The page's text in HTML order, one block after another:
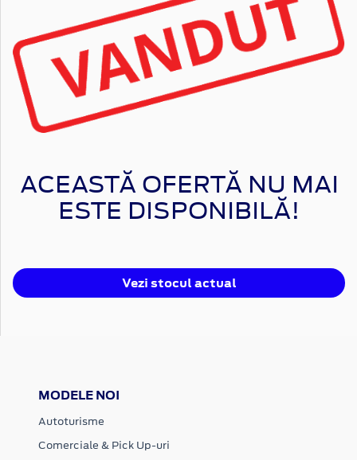
ACEASTĂ OFERTĂ NU MAI
ESTE DISPONIBILĂ!
Vezi stocul actual
MODELE NOI
Autoturisme
Comerciale & Pick Up-uri